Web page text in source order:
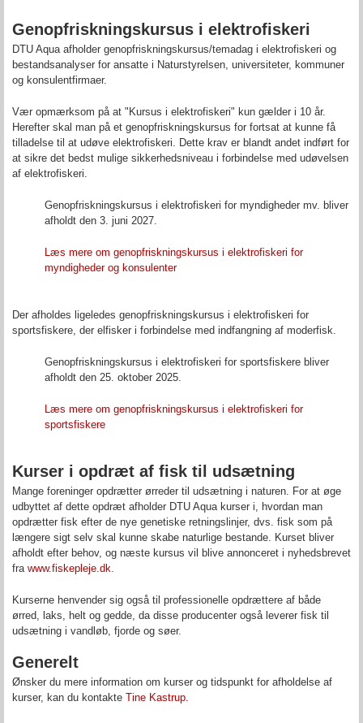
Genopfriskningskursus i elektrofiskeri
DTU Aqua afholder genopfriskningskursus/temadag i elektrofiskeri og
bestandsanalyser for ansatte i Naturstyrelsen, universiteter, kommuner
og konsulentfirmaer.
Vær opmærksom på at "Kursus i elektrofiskeri" kun gælder i 10 år.
Herefter skal man på et genopfriskningskursus for fortsat at kunne få
tilladelse til at udøve elektrofiskeri. Dette krav er blandt andet indført for
at sikre det bedst mulige sikkerhedsniveau i forbindelse med udøvelsen
af elektrofiskeri.
Genopfriskningskursus i elektrofiskeri for myndigheder mv. bliver
afholdt den 3. juni 2027.
Læs mere om genopfriskningskursus i elektrofiskeri for
myndigheder og konsulenter
Der afholdes ligeledes genopfriskningskursus i elektrofiskeri for
sportsfiskere, der elfisker i forbindelse med indfangning af moderfisk.
Genopfriskningskursus i elektrofiskeri for sportsfiskere bliver
afholdt den 25. oktober 2025.
Læs mere om genopfriskningskursus i elektrofiskeri for
sportsfiskere
Kurser i opdræt af fisk til udsætning
Mange foreninger opdrætter ørreder til udsætning i naturen. For at øge
udbyttet af dette opdræt afholder DTU Aqua kurser i, hvordan man
opdrætter fisk efter de nye genetiske retningslinjer, dvs. fisk som på
længere sigt selv skal kunne skabe naturlige bestande. Kurset bliver
afholdt efter behov, og næste kursus vil blive annonceret i nyhedsbrevet
fra www.fiskepleje.dk
Kurserne henvender sig også til professionelle opdrættere af både
ørred, laks, helt og gedde, da disse producenter også leverer fisk til
udsætning i vandløb, fjorde og søer.
Generelt
Ønsker du mere information om kurser og tidspunkt for afholdelse af
kurser, kan du kontakte Tine Kastrup.